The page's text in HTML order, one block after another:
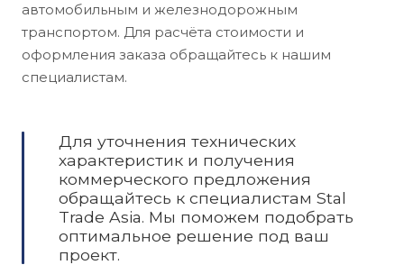
автомобильным и железнодорожным
транспортом. Для расчёта стоимости и
оформления заказа обращайтесь к нашим
специалистам.
Для уточнения технических
характеристик и получения
коммерческого предложения
обращайтесь к специалистам Stal
Trade Asia. Мы поможем подобрать
оптимальное решение под ваш
проект.